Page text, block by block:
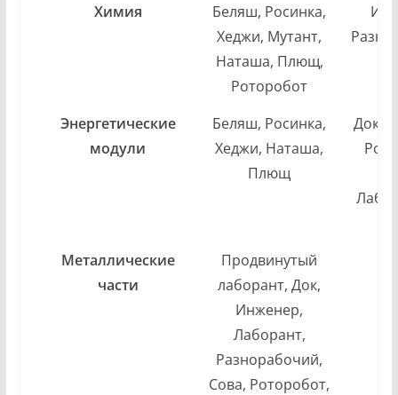
Химия
Беляш, Росинка,
Хеджи, Мутант,
Наташа, Плющ,
Роторобот
Энергетические
модули
Беляш, Росинка,
Хеджи, Наташа,
Плющ
Док,
Металлические
части
Продвинутый
лаборант, Док,
Инженер,
Лаборант,
Разнорабочий,
Сова, Роторобот,